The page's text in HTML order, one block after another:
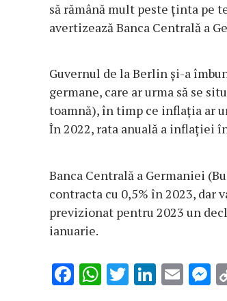
să rămână mult peste ţinta pe
avertizează Banca Centrală a
Guvernul de la Berlin şi-a
germane, care ar urma să se
toamnă), în timp ce inflaţia ar
În 2022, rata anuală a inflaţiei
Banca Centrală a Germaniei
contracta cu 0,5% în 2023, dar
previzionat pentru 2023 un
ianuarie.
F W T Li E